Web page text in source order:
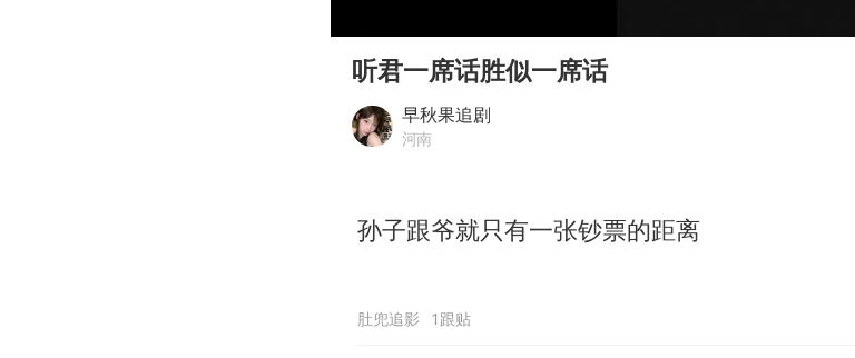
蜜雪冰城员工抽烟收银 门店现已停业
陕西柞水遭遇暴雨五千余户群众转移
董路致歉：泰国10岁黑人父母是伪造的
听君一席话胜似一席话
早秋果追剧
河南
孙子跟爷就只有一张钞票的距离
肚兜追影 1跟贴